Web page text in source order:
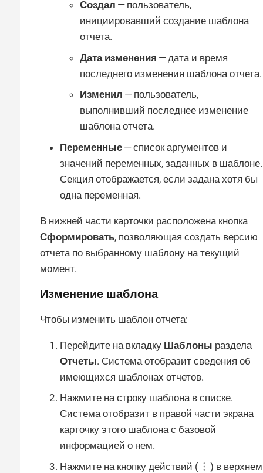
Создал — пользователь,
инициировавший создание шаблона
отчета.
Дата изменения — дата и время
последнего изменения шаблона отчета.
Изменил — пользователь,
выполнивший последнее изменение
шаблона отчета.
Переменные — список аргументов и
значений переменных, заданных в шаблоне.
Секция отображается, если задана хотя бы
одна переменная.
В нижней части карточки расположена кнопка
Сформировать, позволяющая создать версию
отчета по выбранному шаблону на текущий
момент.
Изменение шаблона
Чтобы изменить шаблон отчета:
Перейдите на вкладку Шаблоны раздела
Отчеты. Система отобразит сведения об
имеющихся шаблонах отчетов.
Нажмите на строку шаблона в списке.
Система отобразит в правой части экрана
карточку этого шаблона с базовой
информацией о нем.
Нажмите на кнопку действий (
) в верхнем